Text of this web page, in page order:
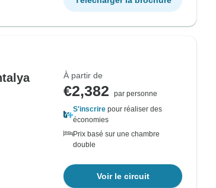
À partir de
€2,382
par personne
S'inscrire pour réaliser des
économies
Prix basé sur une chambre
double
Voir le circuit